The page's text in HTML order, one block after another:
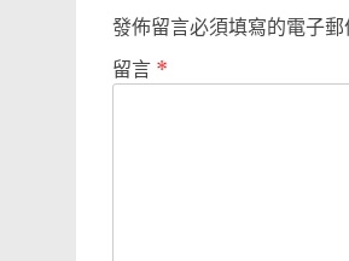
發佈留言必須填寫的電子郵
留言 *